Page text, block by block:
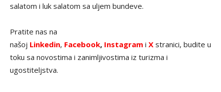
salatom i luk salatom sa uljem bundeve.
Pratite nas na
našoj Linkedin, Facebook, Instagram i X stranici, budite u
toku sa novostima i zanimljivostima iz turizma i
ugostiteljstva.